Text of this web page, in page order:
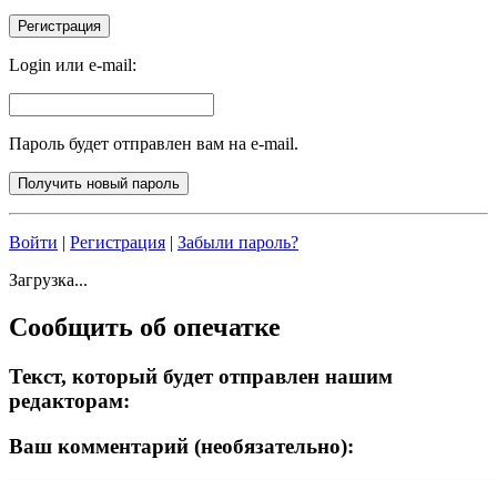
Login или e-mail:
Пароль будет отправлен вам на e-mail.
Войти | Регистрация | Забыли пароль?
Загрузка...
Сообщить об опечатке
Текст, который будет отправлен нашим
редакторам:
Ваш комментарий (необязательно):